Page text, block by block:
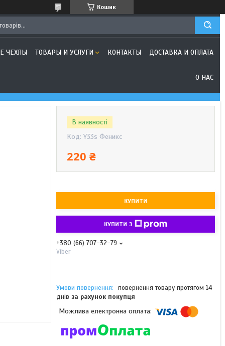
Кошик
ЧЕХЛЫ ТОВАРЫ И УСЛУГИ КОНТАКТЫ ДОСТАВКА И ОПЛАТА
О НАС
В наявності
Код: Y33s Феникс
220 ₴
КУПИТИ
КУПИТИ З
+380 (66) 707-32-79
Viber
повернення товару протягом 14
днів за рахунок покупця